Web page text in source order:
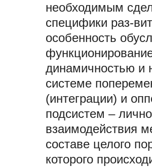
необходимым
специфики раз-
особенность
динамичностью и
системе
(интеграции) и
подсистем –
взаимодействия
составе целого
которого